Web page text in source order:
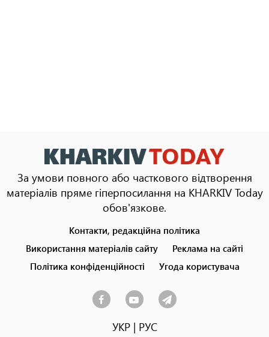
За умови повного або часткового відтворення
матеріалів пряме гіперпосилання на KHARKIV Today
обов'язкове.
menu
Контакти, редакційна політика
Використання матеріалів сайту
Реклама на сайті
Політика конфіденційності
Угода користувача
УКР| РУС